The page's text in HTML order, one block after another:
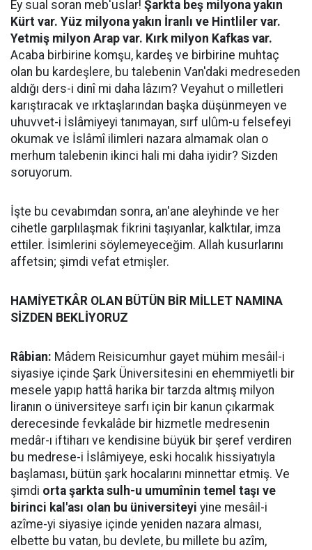
Ey sual soran meb'uslar! Şarkta beş milyona yakın
Kürt var. Yüz milyona yakın İranlı ve Hintliler var.
Yetmiş milyon Arap var. Kırk milyon Kafkas var.
Acaba birbirine komşu, kardeş ve birbirine muhtaç
olan bu kardeşlere, bu talebenin Van'daki medreseden
aldığı ders-i dinî mi daha lâzım? Veyahut o milletleri
karıştıracak ve ırktaşlarından başka düşünmeyen ve
uhuvvet-i İslâmiyeyi tanımayan, sırf ulûm-u felsefeyi
okumak ve İslâmî ilimleri nazara almamak olan o
merhum talebenin ikinci hali mi daha iyidir? Sizden
soruyorum.
İşte bu cevabımdan sonra, an'ane aleyhinde ve her
cihetle garplılaşmak fikrini taşıyanlar, kalktılar, imza
ettiler. İsimlerini söylemeyeceğim. Allah kusurlarını
affetsin; şimdi vefat etmişler.
HAMİYETKÂR OLAN BÜTÜN BİR MİLLET NAMINA
SİZDEN BEKLİYORUZ
Râbian: Mâdem Reisicumhur gayet mühim mesâil-i
siyasiye içinde Şark Üniversitesini en ehemmiyetli bir
mesele yapıp hattâ harika bir tarzda altmış milyon
liranın o üniversiteye sarfı için bir kanun çıkarmak
derecesinde fevkalâde bir hizmetle medresenin
medâr-ı iftiharı ve kendisine büyük bir şeref verdiren
bu medrese-i İslâmiyeye, eski hocalık hissiyatıyla
başlaması, bütün şark hocalarını minnettar etmiş. Ve
şimdi orta şarkta sulh-u umumînin temel taşı ve
birinci kal'ası olan bu üniversiteyi yine mesâil-i
azîme-yi siyasiye içinde yeniden nazara alması,
elbette bu vatan, bu devlete, bu millete bu azîm,